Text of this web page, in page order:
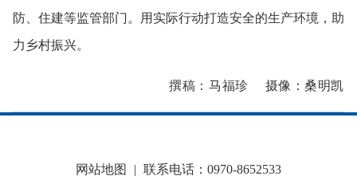
防、住建等监管部门。用实际行动打造安全的生产环境，助
力乡村振兴。
撰稿：马福珍 摄像：桑明凯
网站地图 | 联系电话：0970-8652533